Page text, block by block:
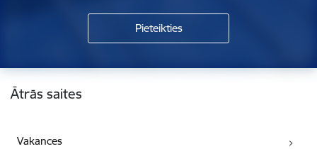
Kājene
Ātrās saites
Vakances